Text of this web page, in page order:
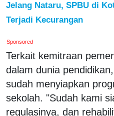
Jelang Nataru, SPBU di
Terjadi Kecurangan
Sponsored
Terkait kemitraan
dalam dunia
sudah menyiapkan
sekolah. "Sudah kami
regulasinya, dan